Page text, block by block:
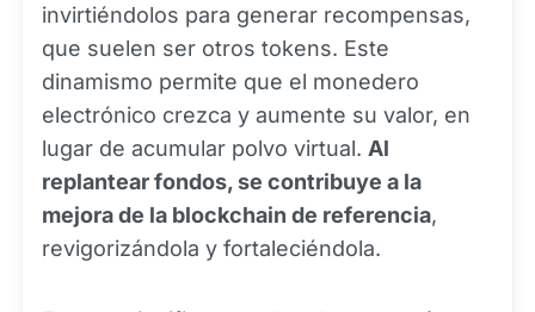
invirtiéndolos para generar recompensas,
que suelen ser otros tokens. Este
dinamismo permite que el monedero
electrónico crezca y aumente su valor, en
lugar de acumular polvo virtual. Al
replantear fondos, se contribuye a la
mejora de la blockchain de referencia,
revigorizándola y fortaleciéndola.